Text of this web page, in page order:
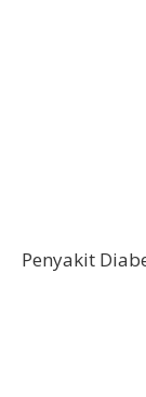
Penyakit